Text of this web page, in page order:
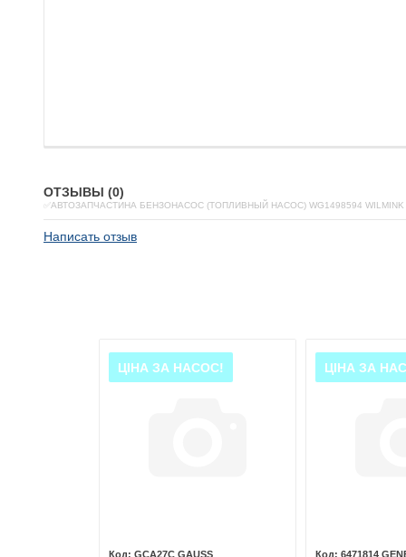
ОТЗЫВЫ (0)
✅АВТОЗАПЧАСТИНА БЕНЗОНАСОС (ТОПЛИВНЫЙ НАСОС) WG1498594
Написать отзыв
ЦІНА ЗА НАСОС!
GCA27C GAUSS
ЦІНА ЗА
6471814